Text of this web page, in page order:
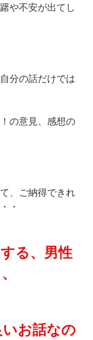
や不安が出てし
分の話だけでは
の意見、感想の
、ご納得できれ
・
る、男性
お話なの